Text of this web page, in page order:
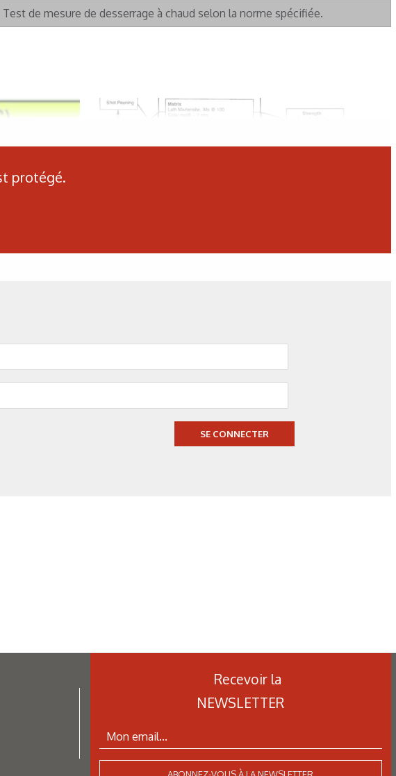
Test de mesure de desserrage à chaud selon la norme spécifiée.
thermiques : une approche multi-
protégé.
SE CONNECTER
Recevoir la
NEWSLETTER